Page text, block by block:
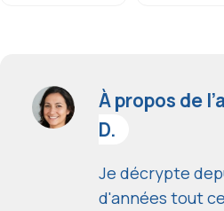
À propos de
D.
Je décrypte
d'années tout